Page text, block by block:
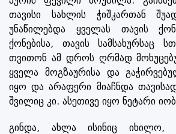
თავისი სახლის ჭიშკართან
უნაწილებდა ყველას თავის
ქონებისა, თავის სამსახურსაც
თვითონ ამ დროს ღრმად
ყველა მოგზაურისა და
იყო და არაფერი მიაჩნდა
შვილიც კი. ასეთივე იყო ნეტარი
გინდა, ახლა ისინიც იხილო,